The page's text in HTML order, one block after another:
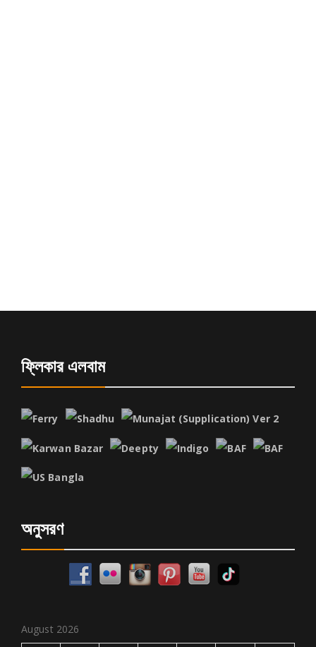
ফ্লিকার এলবাম
অনুসরণ
August 2026